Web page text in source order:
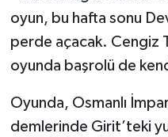
oyun, bu hafta sonu
perde açacak. Cengiz
oyunda başrolü de
Oyunda, Osmanlı
demlerinde Girit’teki